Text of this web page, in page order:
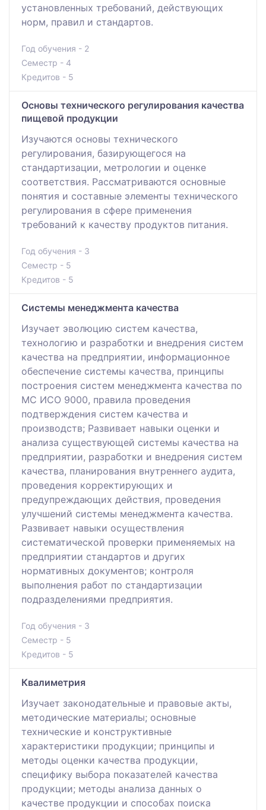
установленных требований, действующих
норм, правил и стандартов.
Год обучения - 2
Семестр - 4
Кредитов - 5
Основы технического регулирования качества
пищевой продукции
Изучаются основы технического
регулирования, базирующегося на
стандартизации, метрологии и оценке
соответствия. Рассматриваются основные
понятия и составные элементы технического
регулирования в сфере применения
требований к качеству продуктов питания.
Год обучения - 3
Семестр - 5
Кредитов - 5
Системы менеджмента качества
Изучает эволюцию систем качества,
технологию и разработки и внедрения систем
качества на предприятии, информационное
обеспечение системы качества, принципы
построения систем менеджмента качества по
МС ИСО 9000, правила проведения
подтверждения систем качества и
производств; Развивает навыки оценки и
анализа существующей системы качества на
предприятии, разработки и внедрения систем
качества, планирования внутреннего аудита,
проведения корректирующих и
предупреждающих действия, проведения
улучшений системы менеджмента качества.
Развивает навыки осуществления
систематической проверки применяемых на
предприятии стандартов и других
нормативных документов; контроля
выполнения работ по стандартизации
подразделениями предприятия.
Год обучения - 3
Семестр - 5
Кредитов - 5
Квалиметрия
Изучает законодательные и правовые акты,
методические материалы; основные
технические и конструктивные
характеристики продукции; принципы и
методы оценки качества продукции,
специфику выбора показателей качества
продукции; методы анализа данных о
качестве продукции и способах поиска